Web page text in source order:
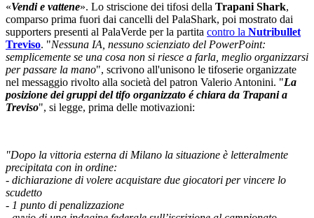
«Vendi e vattene». Lo striscione dei tifosi della Trapani Shark,
comparso prima fuori dai cancelli del PalaShark, poi mostrato dai
supporters presenti al PalaVerde per la partita contro la Nutribullet
Treviso. "Nessuna IA, nessuno scienziato del PowerPoint:
semplicemente se una cosa non si riesce a farla, meglio organizzarsi
per passare la mano", scrivono all'unisono le tifoserie organizzate
nel messaggio rivolto alla società del patron Valerio Antonini. "La
posizione dei gruppi del tifo organizzato é chiara da Trapani a
Treviso", si legge, prima delle motivazioni:
"Dopo la vittoria esterna di Milano la situazione è letteralmente
precipitata con in ordine:
- dichiarazione di volere acquistare due giocatori per vincere lo
scudetto
- ⁠1 punto di penalizzazione